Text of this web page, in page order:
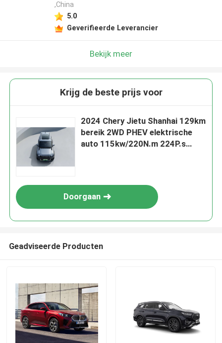
,China
5.0
Geverifieerde Leverancier
Bekijk meer
Krijg de beste prijs voor
2024 Chery Jietu Shanhai 129km
bereik 2WD PHEV elektrische
auto 115kw/220N.m 224P.s
Doorgaan
Geadviseerde Producten